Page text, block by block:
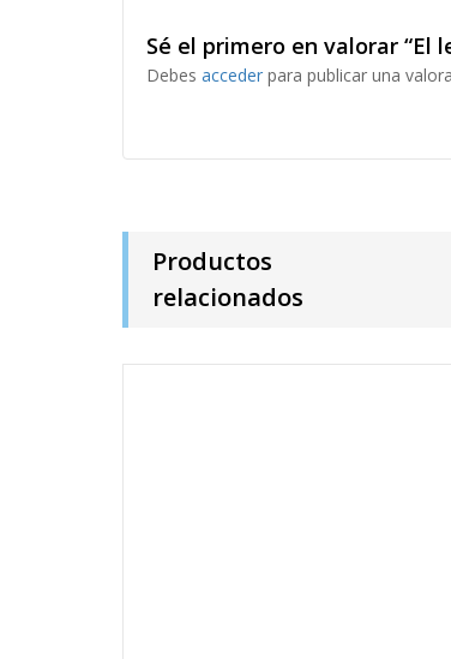
Sé el primero en valorar “El
Debes acceder para publicar una
Productos
relacionados